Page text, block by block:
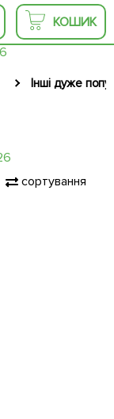
КОШИК
Інші дуже
сортування